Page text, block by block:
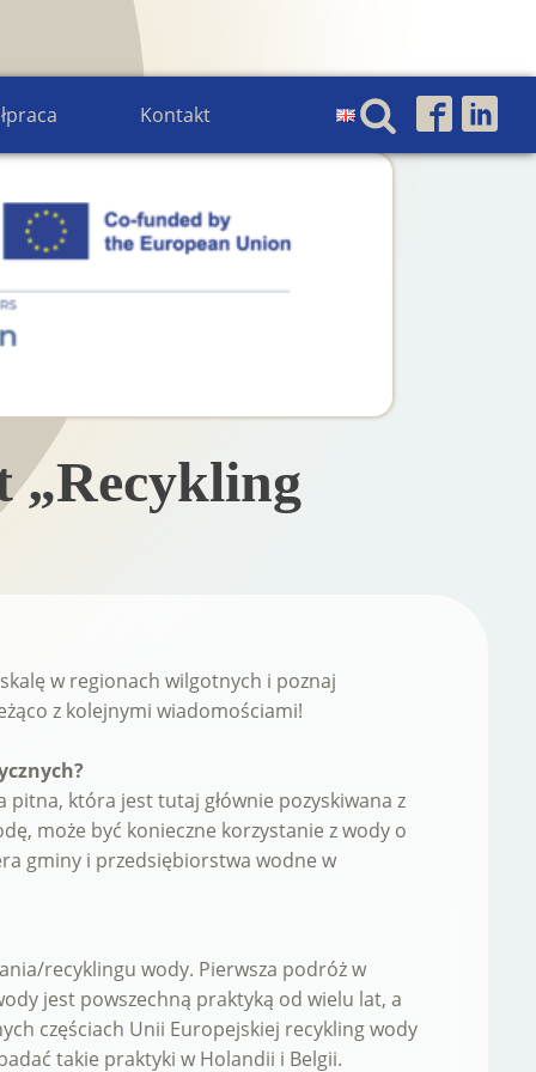
Kontakt
„Recykling
w regionach wilgotnych i poznaj
z kolejnymi wiadomościami!
pitna, która jest tutaj głównie pozyskiwana z
może być konieczne korzystanie z wody o
gminy i przedsiębiorstwa wodne w
recyklingu wody. Pierwsza podróż w
jest powszechną praktyką od wielu lat, a
częściach Unii Europejskiej recykling wody
takie praktyki w Holandii i Belgii.